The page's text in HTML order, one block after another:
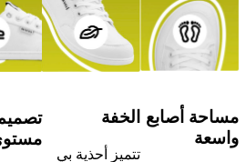
مساحة أصابع
واسعة
الخفة
تتميز أحذية بي